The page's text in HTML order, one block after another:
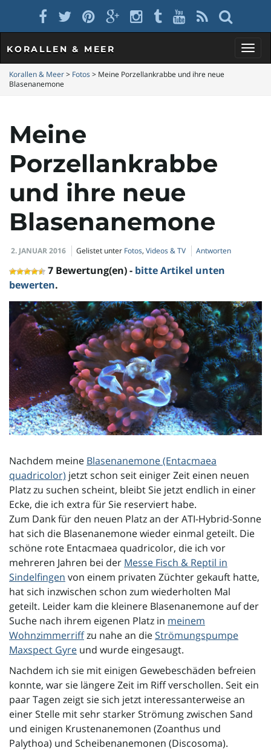
t
N
a
v
i
a
KORALLEN & MEER
Korallen & Meer> Fotos > Meine Porzellankrabbe und ihre neue
Blasenanemone
Meine
Porzellankrabbe
und ihre neue
Blasenanemone
2. JANUAR 2016 Gelistet unter Fotos, Videos & TV Antworten
7 Bewertung(en) - bitte Artikel unten
bewerten.
Nachdem meine Blasenanemone (Entacmaea
quadricolor) jetzt schon seit einiger Zeit einen neuen
Platz zu suchen scheint, bleibt Sie jetzt endlich in einer
Ecke, die ich extra für Sie reserviert habe.
Zum Dank für den neuen Platz an der ATI-Hybrid-Sonne
hat sich die Blasenanemone wieder einmal geteilt. Die
schöne rote Entacmaea quadricolor, die ich vor
mehreren Jahren bei der Messe Fisch & Reptil in
Sindelfingen von einem privaten Züchter gekauft hatte,
hat sich inzwischen schon zum wiederholten Mal
geteilt. Leider kam die kleinere Blasenanemone auf der
Suche nach ihrem eigenen Platz in meinem
Wohnzimmerriffzu nahe an dieStrömungspumpe
Maxspect Gyre und wurde eingesaugt.
Nachdem ich sie mit einigen Gewebeschäden befreien
konnte, war sie längere Zeit im Riff verschollen. Seit ein
paar Tagen zeigt sie sich jetzt interessanterweise an
einer Stelle mit sehr starker Strömung zwischen Sand
und einigen Krustenanemonen (Zoanthus und
Palythoa) und Scheibenanemonen (Discosoma).